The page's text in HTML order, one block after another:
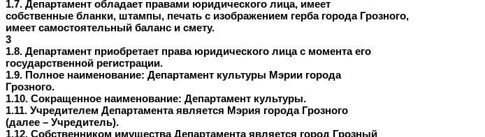
1.7. Департамент обладает правами юридического лица, имеет
собственные бланки, штампы, печать с изображением герба города Грозного,
имеет самостоятельный баланс и смету.
3
1.8. Департамент приобретает права юридического лица с момента его
государственной регистрации.
1.9. Полное наименование: Департамент культуры Мэрии города
Грозного.
1.10. Сокращенное наименование: Департамент культуры.
1.11. Учредителем Департамента является Мэрия города Грозного
(далее – Учредитель).
1.12. Собственником имущества Департамента является город Грозный